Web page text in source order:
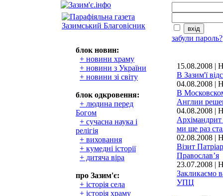
блок новин:
+ новини храму
+ новини з України
+ новини зі світу
блок одкровення:
+ людина перед
Богом
+ сучасна наука і
релігія
+ виховання
+ кумедні історії
+ дитяча віра
про Зазим'є:
+ історія села
+ історія храму
забули пароль?
15.08.2008 |
В Зазим'ї
04.08.2008 |
В
Англии
04.08.2008 |
ми ще раз
02.08.2008 |
Візит
Православ’я
23.07.2008 |
Закликаємо
УПЦ